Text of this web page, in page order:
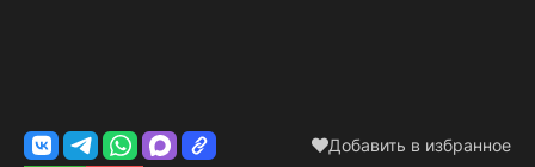
Добавить в избранное